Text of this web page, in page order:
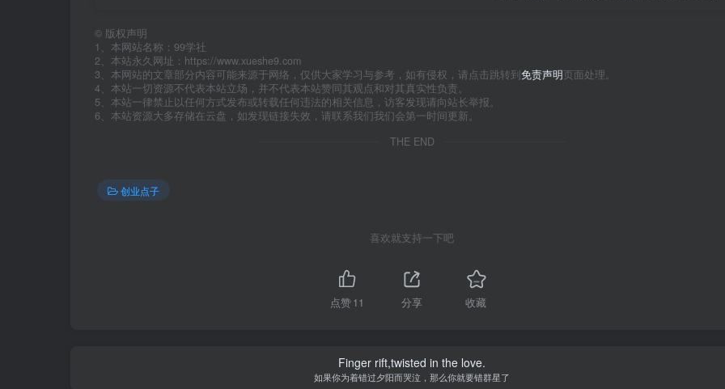
© 版权声明
1、本网站名称：99学社
2、本站永久网址：https://www.xueshe9.com
3、本网站的文章部分内容可能来源于网络，仅供大家学习与参考，如有侵权，请点击跳转到免责声明页面处理。
4、本站一切资源不代表本站立场，并不代表本站赞同其观点和对其真实性负责。
5、本站一律禁止以任何方式发布或转载任何违法的相关信息，访客发现请向站长举报。
6、本站资源大多存储在云盘，如发现链接失效，请联系我们我们会第一时间更新。
THE END
创业点子
喜欢就支持一下吧
点赞11 分享 收藏
Finger rift,twisted in the love.
如果你为着错过夕阳而哭泣，那么你就要错群星了